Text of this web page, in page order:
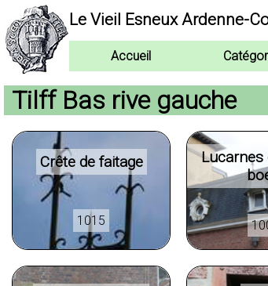
Le Vieil Esneux Ardenne-
Accueil
Tilff Bas rive gauche
Crête de faitage
1015
Lucarnes